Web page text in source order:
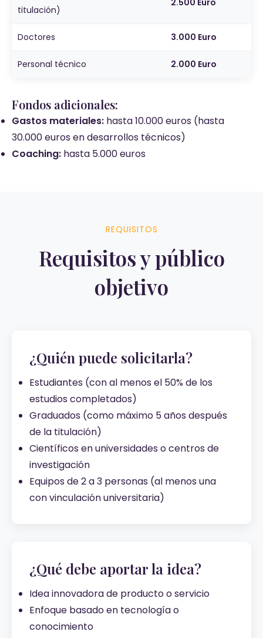
titulación)
Doctores 3.000 Euro
Personal técnico 2.000 Euro
Fondos adicionales:
Gastos materiales: hasta 10.000 euros (hasta
30.000 euros en desarrollos técnicos)
Coaching: hasta 5.000 euros
REQUISITOS
Requisitos y público
objetivo
¿Quién puede solicitarla?
Estudiantes (con al menos el 50% de los
estudios completados)
Graduados (como máximo 5 años después
de la titulación)
Científicos en universidades o centros de
investigación
Equipos de 2 a 3 personas (al menos una
con vinculación universitaria)
¿Qué debe aportar la idea?
Idea innovadora de producto o servicio
Enfoque basado en tecnología o
conocimiento